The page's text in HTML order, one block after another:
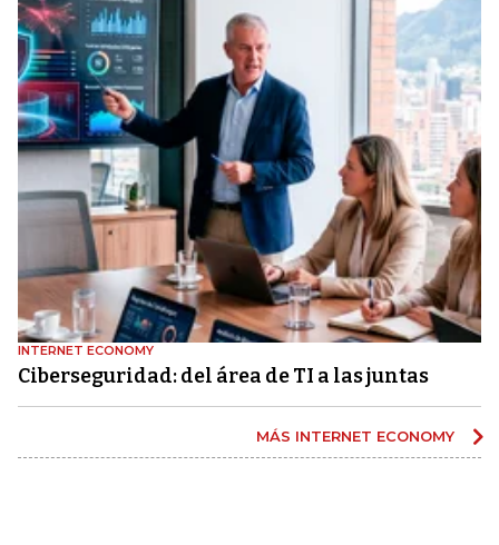
INTERNET ECONOMY
Ciberseguridad: del área de TI a las juntas
MÁS INTERNET ECONOMY